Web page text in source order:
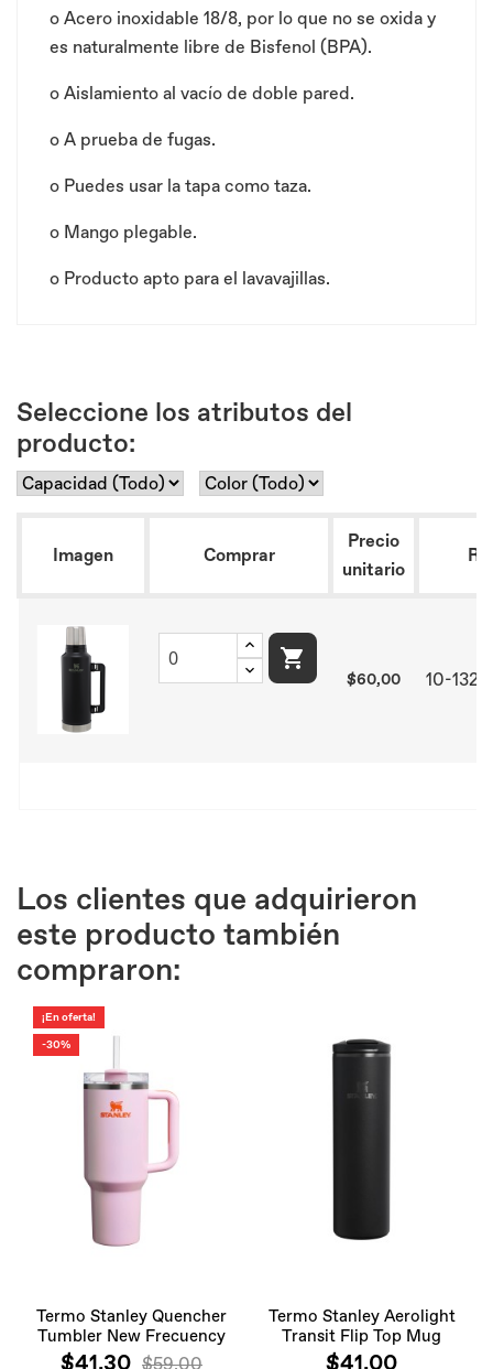
o Acero inoxidable 18/8, por lo que no se oxida y
es naturalmente libre de Bisfenol (BPA).
o Aislamiento al vacío de doble pared.
o A prueba de fugas.
o Puedes usar la tapa como taza.
o Mango plegable.
o Producto apto para el lavavajillas.
Seleccione los atributos del
producto:
Imagen Comprar
Precio
unitario

$60,00 10-
Los clientes que adquirieron
este producto también
compraron:
¡En oferta!
-30%
Termo Stanley Quencher
Tumbler New Frecuency
$41,30 $59,00
Termo Stanley Aerolight
Transit Flip Top Mug
$41,00